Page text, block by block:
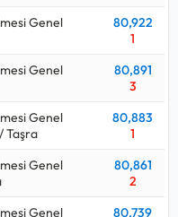
Genel
80,922
1
Genel
80,891
3
Genel
Taşra
80,883
1
Genel
80,861
2
Genel
80,739